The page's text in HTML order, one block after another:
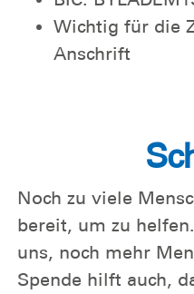
Wichtig für die
Anschrift
Noch zu viele
bereit, um zu
uns, noch mehr
Spende hilft auch,